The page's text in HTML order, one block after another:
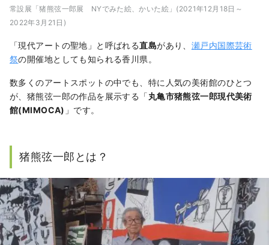
常設展「猪熊弦一郎展 NYでみた絵、かいた絵」(2021年12月18日～
2022年3月21日)
「現代アートの聖地」と呼ばれる直島があり、 瀬戸内国際芸術
祭の開催地としても知られる香川県。
数多くのアートスポットの中でも、特に人気の美術館のひとつ
が、猪熊弦一郎の作品を展示する「丸亀市猪熊弦一郎現代美術
館(MIMOCA) 」です。
猪熊弦一郎とは？